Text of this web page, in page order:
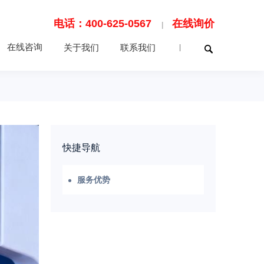
电话：400-625-0567 在线询价
在线咨询 关于我们 联系我们
快捷导航
服务优势